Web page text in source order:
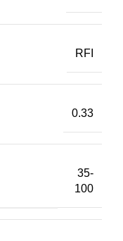
RFI
0.33
35-
100